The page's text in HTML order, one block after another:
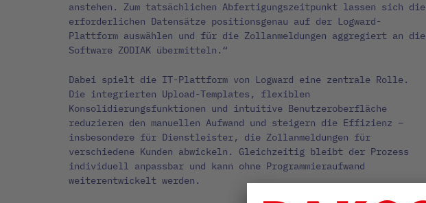
anstehen. Zum tatsächlichen Abfertigungszeitpunkt lassen sich die
erforderlichen Datensätze positionsgenau auf der Logward-
Plattform auswählen und für die Zollanmeldungen aggregiert an die
Software ZODIAK übermitteln.“
Dabei spielt die IT-Plattform von Logward eine zentrale Rolle.
Die integrierten Upload-Templates, flexiblen
Konsolidierungsfunktionen und intuitive Benutzeroberfläche
reduzieren den manuellen Aufwand und steigern die Effizienz –
insbesondere für Dienstleister, die Zollanmeldungen für
verschiedene Kunden abwickeln. Gleichzeitig bleibt der Prozess
individuell anpassbar und kann ohne Programmieraufwand
weiterentwickelt werden.